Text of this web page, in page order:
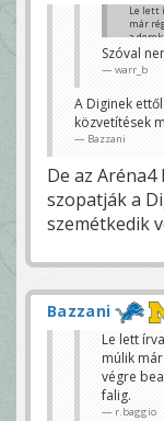
Le lett
már
a
Szóval
warr_b
A Diginek
közvetítések
Bazzani
De az
szopatják a
szemétkedik
Bazzani
Le lett
múlik
végre
falig.
r.baggio